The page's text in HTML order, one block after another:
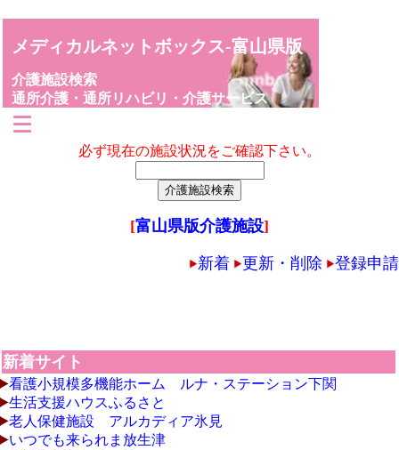
メディカルネットボックス-富山県版
介護施設検索
通所介護・通所リハビリ・介護サービス
必ず現在の施設状況をご確認下さい。
[富山県版介護施設]
新着 更新・削除 登録申請
新着サイト
看護小規模多機能ホーム ルナ・ステーション下関
生活支援ハウスふるさと
老人保健施設 アルカディア氷見
いつでも来られま放生津